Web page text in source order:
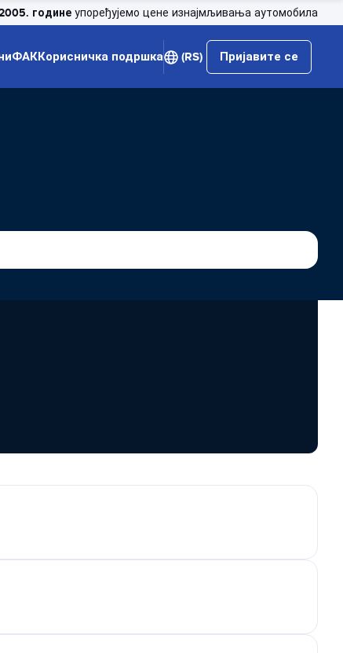
године упоређујемо цене изнајмљивања аутомобила
ФАККорисничка подршка (RS) Пријавите се